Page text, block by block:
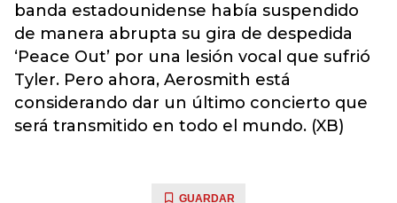
banda estadounidense había suspendido
de manera abrupta su gira de despedida
‘Peace Out’ por una lesión vocal que sufrió
Tyler. Pero ahora, Aerosmith está
considerando dar un último concierto que
será transmitido en todo el mundo. (XB)
GUARDAR